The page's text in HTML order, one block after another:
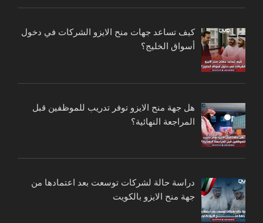
كيف تساعد جهات منح الايزو الشركات في دخول
أسواق الخليج؟
هل جهة منح الايزو توفر تدريب للموظفين قبل
المراجعة النهائية؟
دراسة حالة لشركات توسعت بعد اعتمادها من
جهة منح الايزو بالكويت